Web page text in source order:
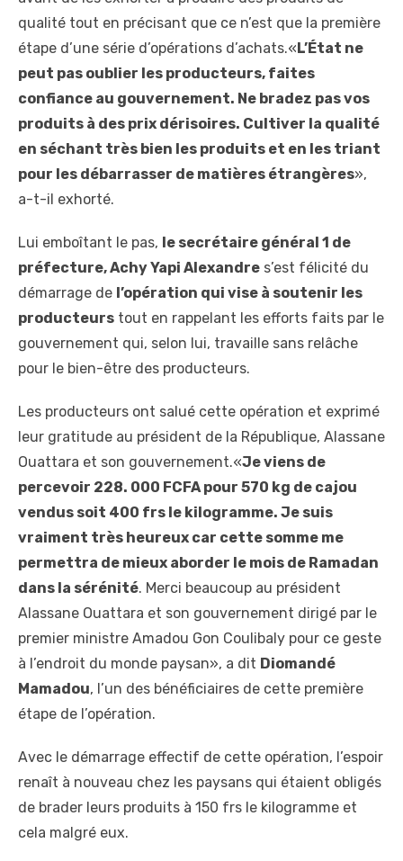
qualité tout en précisant que ce n’est que la première
étape d’une série d’opérations d’achats.«L’État ne
peut pas oublier les producteurs, faites
confiance au gouvernement. Ne bradez pas vos
produits à des prix dérisoires. Cultiver la qualité
en séchant très bien les produits et en les triant
pour les débarrasser de matières étrangères»,
a-t-il exhorté.
Lui emboîtant le pas, le secrétaire général 1 de
préfecture, Achy Yapi Alexandre s’est félicité du
démarrage de l’opération qui vise à soutenir les
producteurs tout en rappelant les efforts faits par le
gouvernement qui, selon lui, travaille sans relâche
pour le bien-être des producteurs.
Les producteurs ont salué cette opération et exprimé
leur gratitude au président de la République, Alassane
Ouattara et son gouvernement.«Je viens de
percevoir 228. 000 FCFA pour 570 kg de cajou
vendus soit 400 frs le kilogramme. Je suis
vraiment très heureux car cette somme me
permettra de mieux aborder le mois de Ramadan
dans la sérénité. Merci beaucoup au président
Alassane Ouattara et son gouvernement dirigé par le
premier ministre Amadou Gon Coulibaly pour ce geste
à l’endroit du monde paysan», a dit Diomandé
Mamadou, l’un des bénéficiaires de cette première
étape de l’opération.
Avec le démarrage effectif de cette opération, l’espoir
renaît à nouveau chez les paysans qui étaient obligés
de brader leurs produits à 150 frs le kilogramme et
cela malgré eux.